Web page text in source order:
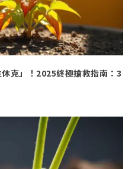
克」！2025終極搶救指南：3